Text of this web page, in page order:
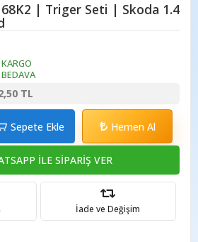
| Triger Seti | Skoda 1.4
KARGO
BEDAVA
TL
Sepete Ekle Hemen Al
İLE SİPARİŞ VER
İade ve Değişim